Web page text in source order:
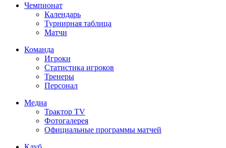
Чемпионат
Календарь
Турнирная таблица
Матчи
Команда
Игроки
Статистика игроков
Тренеры
Персонал
Медиа
Трактор TV
Фотогалерея
Официальные программы матчей